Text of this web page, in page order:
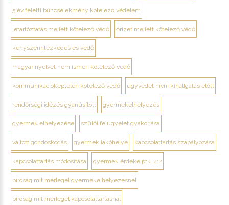
5 év feletti bűncselekmény kötelező védelem
letartóztatás mellett kötelező védő őrizet mellett kötelező védő
kényszerintézkedés és védő
magyar nyelvet nem ismeri kötelező védő
kommunikációképtelen kötelező védő ügyvédet hívni kihallgatás előtt
rendőrségi idézés gyanúsított gyermekelhelyezés
gyermek elhelyezése szülői felügyelet gyakorlása
váltott gondoskodás gyermek lakóhelye kapcsolattartás szabályozása
kapcsolattartás módosítása gyermek érdeke ptk. 4:2
bíróság mit mérlegel gyermekelhelyezésnél
bíróság mit mérlegel kapcsolattartásnál